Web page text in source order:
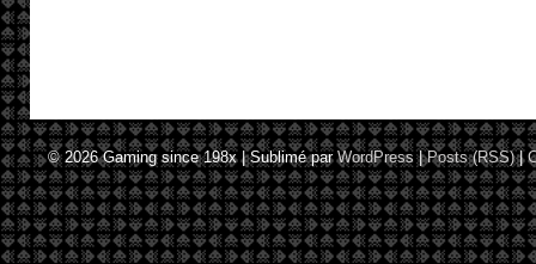
© 2026Gaming since 198x|Sublimé parWordPress |Posts (RSS)|